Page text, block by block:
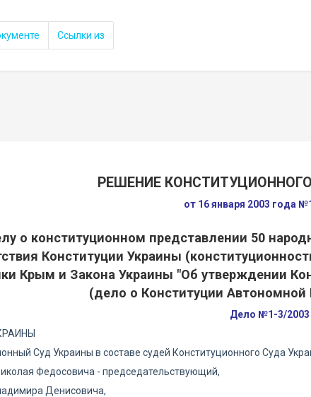
Ссылки из
РЕШЕНИЕ
от 16 января 2003 года
о конституционном представлении 50
Конституции Украины
Крым и Закона Украины "Об утверждении
(дело о Конституции
Дело №1-3/2003
Суд Украины в составе судей Конституционного Суда
Федосовича - председательствующий,
Денисовича,